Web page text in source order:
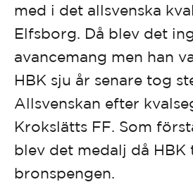
med i det allsvenska
Elfsborg. Då blev det
avancemang men han
HBK sju år senare tog
Allsvenskan efter
Krokslätts FF. Som
blev det medalj då HBK
bronspengen.